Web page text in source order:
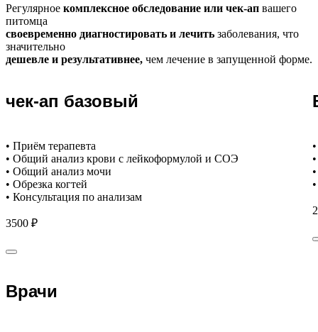
Регулярное комплексное обследование или чек-ап вашего
питомца
своевременно диагностировать и лечить заболевания, что
значительно
дешевле и результативнее, чем лечение в запущенной форме.
чек-ап базовый
• Приём терапевта
• Общий анализ крови с лейкоформулой и СОЭ
• Общий анализ мочи
• Обрезка когтей
• Консультация по анализам
3500 ₽
Врачи